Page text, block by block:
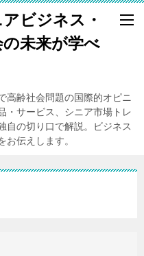
ビジネス・
未来が学べ
高齢社会問題の国際的オピニ
・サービス、シニア市場トレ
自の切り口で解説。ビジネス
伝えします。